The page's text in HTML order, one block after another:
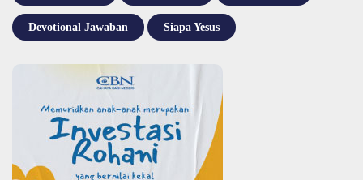
Devotional Jawaban Siapa Yesus